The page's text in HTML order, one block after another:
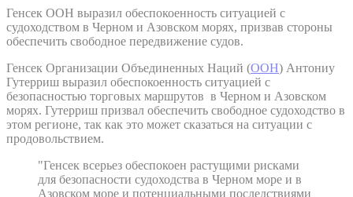
Генсек ООН выразил обеспокоенность ситуацией с
судоходством в Черном и Азовском морях, призвав стороны
обеспечить свободное передвижение судов.
Генсек Организации Объединенных Наций (ООН) Антониу
Гутерриш выразил обеспокоенность ситуацией с
безопасностью торговых маршрутов в Черном и Азовском
морях. Гутерриш призвал обеспечить свободное судоходство в
этом регионе, так как это может сказаться на ситуации с
продовольствием.
"Генсек всерьез обеспокоен растущими рисками
для безопасности судоходства в Черном море и в
Азовском море и потенциальными последствиями